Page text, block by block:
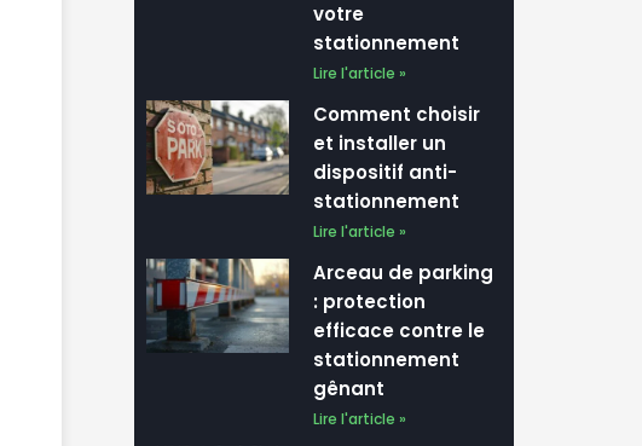
votre
stationnement
Lire l'article »
Comment choisir
et installer un
dispositif anti-
stationnement
Lire l'article »
Arceau de parking
: protection
efficace contre le
stationnement
gênant
Lire l'article »